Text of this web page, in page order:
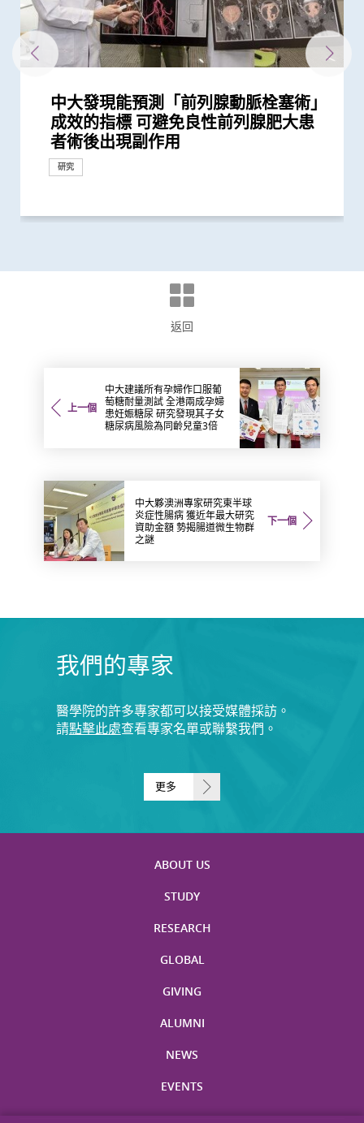
中大發現能預測「前列腺動脈栓塞術」
成效的指標 可避免良性前列腺肥大患
者術後出現副作用
研究
中大研究證「消融化療栓塞術」有效延
長肝癌患者無惡化存活期兩倍
研究
中大醫學院研「前列腺動脈栓塞術」治
前列腺肥大 9成病人經新法治療後可正
常排尿
臨床服務
中大研發嶄新治療組合 帶領亞洲策略
性抗擊膽管癌
研究
中大研究團隊開發新一代人工智能系統
自動分析新冠肺炎CT影像
研究
中大證實改良版高能聚焦超聲波有效治
療子宮肌瘤
研究
中大發現「經血管乙醇消融術 」治肝
癌 七成機會完全消滅腫瘤
研究
頭頸放射治療增中風風險 中大證實
「頸動脈支架成型術」成效顯著
研究
中大完成經皮穿刺納米刀動物實驗及成
功進行經皮穿刺納米刀腫瘤治療 治癌
技術新突破
研究
中大聯同七間醫院進行亞洲首個臨床研
究 發現嶄新「植入式擾流器」能有效
治療腦動脈瘤
研究
亞洲病人新喜訊 中大最新臨床研究
腦支架擴闊窄血管 手術成功率近九成
六 有效預防缺血性中風
研究
中大證實為頸血管狹窄進行支架成型治
療及 為心臟衰竭患者植入心臟肌肉收
縮調節器成效顯著
研究
中大研發經動脈碘栓塞化療無水新藥物
配方治療肝細胞癌 無惡化存活期顯著
延長一倍
研究
中大全球歷時最長磁力共振追蹤研究發
現 類風濕關節炎關節結構損傷程度可
分為兩種 提倡早期磁力共振檢查 降...
研究
中大研究證實更恆常進行認知活動可鞏
固大腦神經網絡功能
研究
中大研發新型納米機械人增強溶栓效果
助減中風患者腦損傷
研究
中大成功研發介入導管整合微型機械人
集群平台 嶄新無創的動脈瘤栓塞治療
方法
研究
中大新技術有效評估愛滋病病毒感染者
的心臟病風險
研究
中大全球首證由人工智能技術研發出的
磁力共振腦掃描指數 能有效臨床偵測
三類早期認知障礙疾病
研究
中大醫學院研究證實手提心臟超聲波掃
瞄器有效篩查胸主動脈瘤
研究
中大成立全球首個華人「早發性認知障
礙症」研究登記冊
研究
中大篩查發現每三名社區長者就有一人
患腦小血管病 藉世界中風日呼籲及早
預防
臨床服務
中大及威院共同引入超新科技3D醫學
影像系統 輻射量較傳統X光減少逾九成
臨床服務
中大於威院設嶄新心血管混合手術室
結合跨專科醫療團隊 大幅縮減胸腔主
動脈手術時間及風險
臨床服務
中大證實無創性手術能有效治療腦動靜
脈畸形
臨床服務
中大率先為內地地貧病童進行磁共振鐵
質評估 有效減低死亡風險
臨床服務
返回
上一個
中大建議所有孕婦作口服葡
萄糖耐量測試 全港兩成孕婦
患妊娠糖尿 研究發現其子女
糖尿病風險為同齡兒童3倍
下一個
中大夥澳洲專家研究東半球
炎症性腸病 獲近年最大研究
資助金額 勢揭腸道微生物群
之謎
我們的專家
醫學院的許多專家都可以接受媒體採訪。
請點擊此處查看專家名單或聯繫我們。
更多
ABOUT US
STUDY
RESEARCH
GLOBAL
GIVING
ALUMNI
NEWS
EVENTS